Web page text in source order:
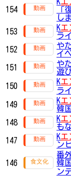
154
「
し
153 Kエ
ラ
152
や
イ
151
や
遊
150
Kエ
ラ
149 Kエ
韓
148
Kエ
も
147
Kエ
ン
146
番
韓
ン